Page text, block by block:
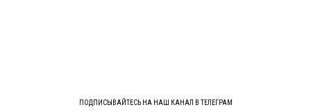
ПОДПИСЫВАЙТЕСЬ НА НАШ КАНАЛ В ТЕЛЕГРАМ